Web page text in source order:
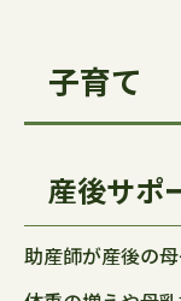
子育て
産後サポ
助産師が産後の